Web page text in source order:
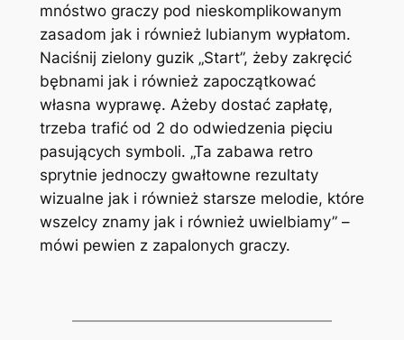
mnóstwo graczy pod nieskomplikowanym
zasadom jak i również lubianym wypłatom.
Naciśnij zielony guzik „Start”, żeby zakręcić
bębnami jak i również zapoczątkować
własna wyprawę. Ażeby dostać zapłatę,
trzeba trafić od 2 do odwiedzenia pięciu
pasujących symboli. „Ta zabawa retro
sprytnie jednoczy gwałtowne rezultaty
wizualne jak i również starsze melodie, które
wszelcy znamy jak i również uwielbiamy” –
mówi pewien z zapalonych graczy.